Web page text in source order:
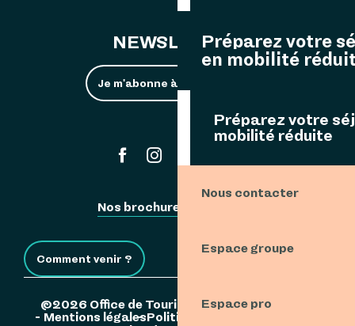
Préparez votre
en mobilité
Préparez votre
mobilité réduite
Nous contacter
Espace groupe
Espace pro
NEWSLETTER
Je m'abonne à la newsletter
Nos brochures
Comment venir ?
©2026 Office de Tourisme de l'Île d'Ouessant
Mentions légalesPolitique de confidentialité